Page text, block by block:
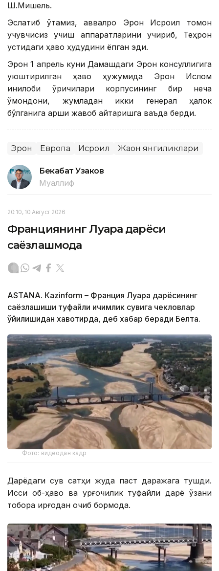
Ш.Мишель.
Эслатиб ўтамиз, аввалроқ Эрон Исроил томон
учувчисиз учиш аппаратларини учириб, Теҳрон
устидаги ҳаво ҳудудини ёпган эди.
Эрон 1 апрель куни Дамашқдаги Эрон консуллигига
уюштирилган ҳаво ҳужумида Эрон Ислом
инқилоби қўриқчилари корпусининг бир неча
қўмондони, жумладан икки генерал ҳалок
бўлганига қарши жавоб қайтаришга ваъда берди.
Эрон Европа Исроил Жаҳон янгиликлари
Бекабат Узаков
Муаллиф
20:10, 10 Август 2026
Франциянинг Луара дарёси
саёзлашмоқда
ASTANА. Кazinform – Франция Луара дарёсининг
саёзлашиши туфайли ичимлик сувига чекловлар
қўйилишидан хавотирда, деб хабар беради Белта.
Фото: видеодан кадр
Дарёдаги сув сатҳи жуда паст даражага тушди.
Иссиқ об-ҳаво ва қурғоқчилик туфайли дарё ўзани
тобора қирғоқдан қочиб бормоқда.